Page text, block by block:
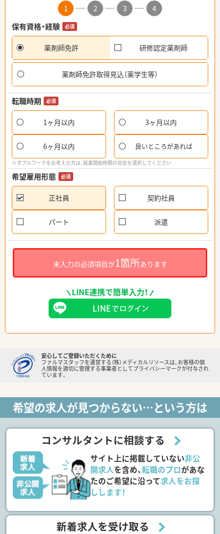
1 2 3
4
保有資格・経験
必須
薬剤師免許 研修認定薬剤師
薬剤師免許取得見込（薬学生等）
転職時期 必須
1ヶ月以内 3ヶ月以内
6ヶ月以内 良いところがあれば
※ダブルワークをお考えの方は、就業開始時期の目安を選択してください
希望雇用形態 必須
正社員 契約社員
パート 派遣
未入力の必須項目が1箇所あります
LINE連携で簡単入力！
安心してご登録いただくために
ファルマスタッフを運営する（株）メディカルリソースは、お客様の個
人情報を適切に管理する事業者としてプライバシーマークが付与され
ています。
希望の求人が見つからない…という方は
コンサルタントに相談する
サイト上に掲載していない非公
開求人を含め、転職のプロがあな
たのご希望に沿って求人をお探
しします！
新着求人を受け取る